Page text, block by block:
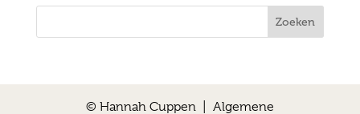
© Hannah Cuppen | Algemene